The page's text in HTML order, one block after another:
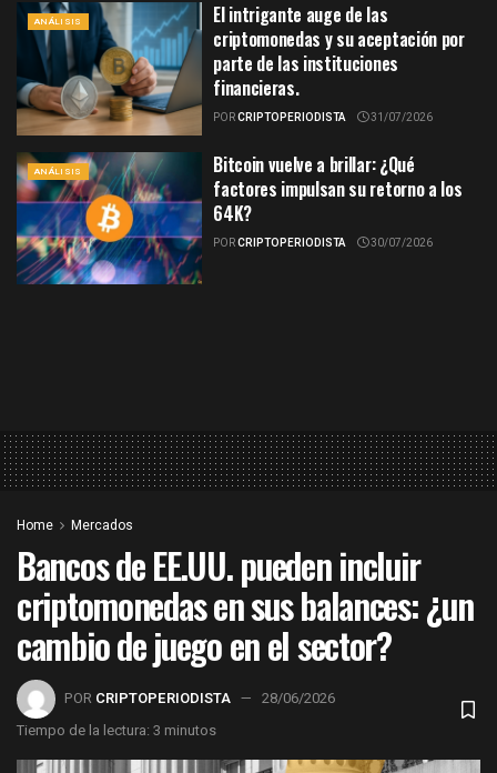
ANÁLISIS
El intrigante auge de las
criptomonedas y su aceptación por
parte de las instituciones
financieras.
PORCRIPTOPERIODISTA 31/07/2026
ANÁLISIS
Bitcoin vuelve a brillar: ¿Qué
factores impulsan su retorno a los
64K?
PORCRIPTOPERIODISTA 30/07/2026
Home Mercados
Bancos de EE.UU. pueden incluir
criptomonedas en sus balances: ¿un
cambio de juego en el sector?
POR CRIPTOPERIODISTA
28/06/2026
Tiempo de la lectura: 3 minutos